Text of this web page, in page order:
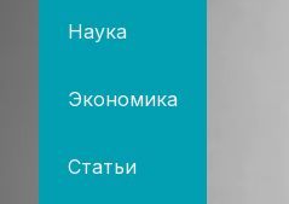
Наука
Экономика
Статьи